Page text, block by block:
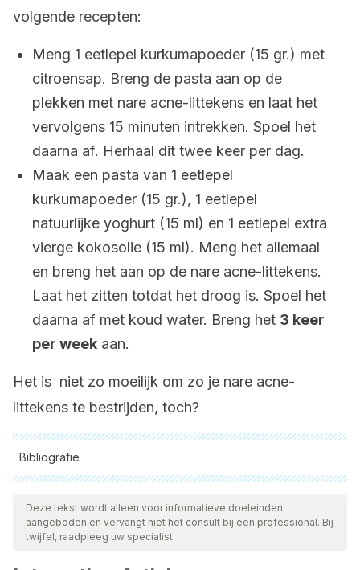
volgende recepten:
Meng 1 eetlepel kurkumapoeder (15 gr.) met
citroensap. Breng de pasta aan op de
plekken met nare acne-littekens en laat het
vervolgens 15 minuten intrekken. Spoel het
daarna af. Herhaal dit twee keer per dag.
Maak een pasta van 1 eetlepel
kurkumapoeder (15 gr.), 1 eetlepel
natuurlijke yoghurt (15 ml) en 1 eetlepel extra
vierge kokosolie (15 ml). Meng het allemaal
en breng het aan op de nare acne-littekens.
Laat het zitten totdat het droog is. Spoel het
daarna af met koud water. Breng het 3 keer
per week aan.
Het is niet zo moeilijk om zo je nare acne-
littekens te bestrijden, toch?
Bibliografie
Alle aangehaalde bronnen zijn grondig gecontroleerd door
ons team om hun kwaliteit, betrouwbaarheid, actualiteit en
geldigheid te waarborgen. De bibliografie van dit artikel werd
Deze tekst wordt alleen voor informatieve doeleinden
aangeboden en vervangt niet het consult bij een professional. Bij
twijfel, raadpleeg uw specialist.